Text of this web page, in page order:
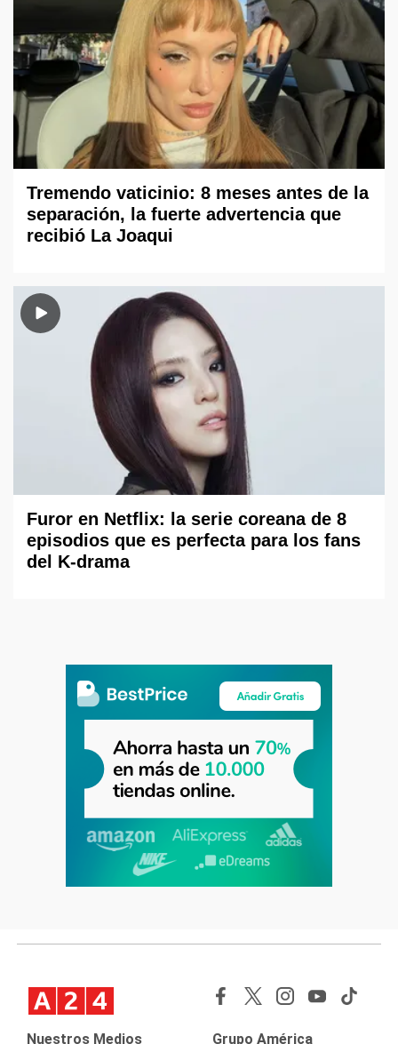
Tremendo vaticinio: 8 meses antes de la
separación, la fuerte advertencia que
recibió La Joaqui
Furor en Netflix: la serie coreana de 8
episodios que es perfecta para los fans
del K-drama
Nuestros Medios Grupo América